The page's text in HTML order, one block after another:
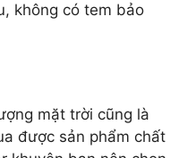
không có tem bảo
mặt trời cũng là
được sản phẩm chất